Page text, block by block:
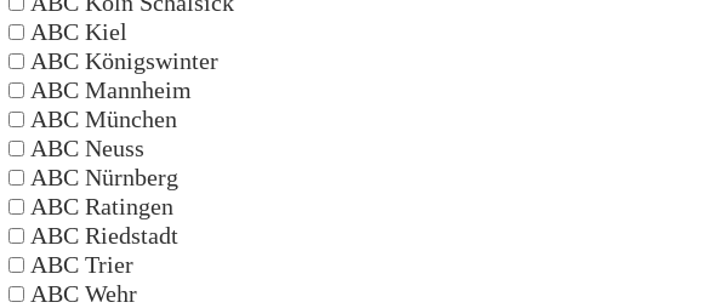
ABC Kiel
ABC Königswinter
ABC Mannheim
ABC München
ABC Neuss
ABC Nürnberg
ABC Ratingen
ABC Riedstadt
ABC Trier
ABC Wehr